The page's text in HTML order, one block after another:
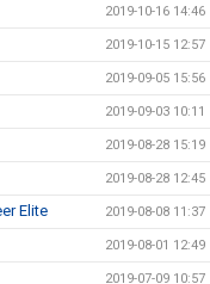
2019-10-16 14:46
2019-10-15 12:57
2019-09-05 15:56
2019-09-03 10:11
2019-08-28 15:19
2019-08-28 12:45
Elite 2019-08-08 11:37
2019-08-01 12:49
2019-07-09 10:57